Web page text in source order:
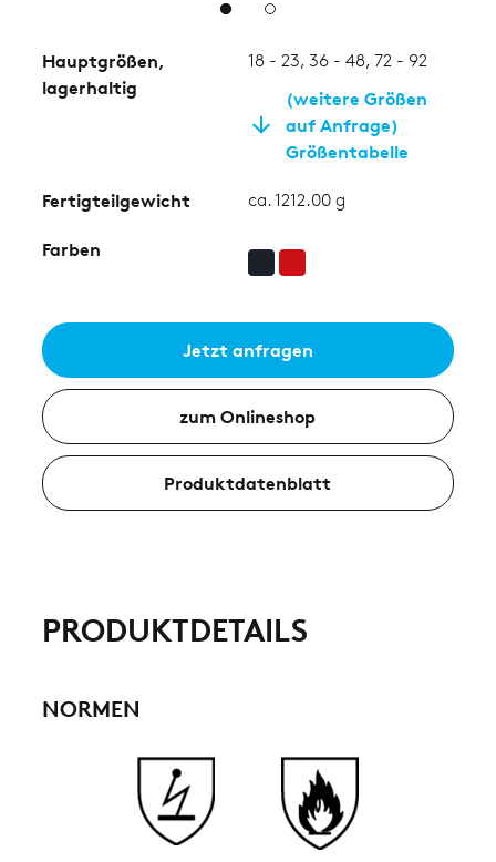
Hauptgrößen,
lagerhaltig
18 - 23, 36 - 48, 72 - 92
(weitere Größen
auf Anfrage)
Größentabelle
Fertigteilgewicht ca. 1212.00 g
Farben
Jetzt anfragen
zum Onlineshop
Produktdatenblatt
PRODUKTDETAILS
NORMEN